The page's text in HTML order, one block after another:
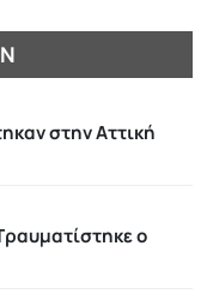
στην Αττική
ο